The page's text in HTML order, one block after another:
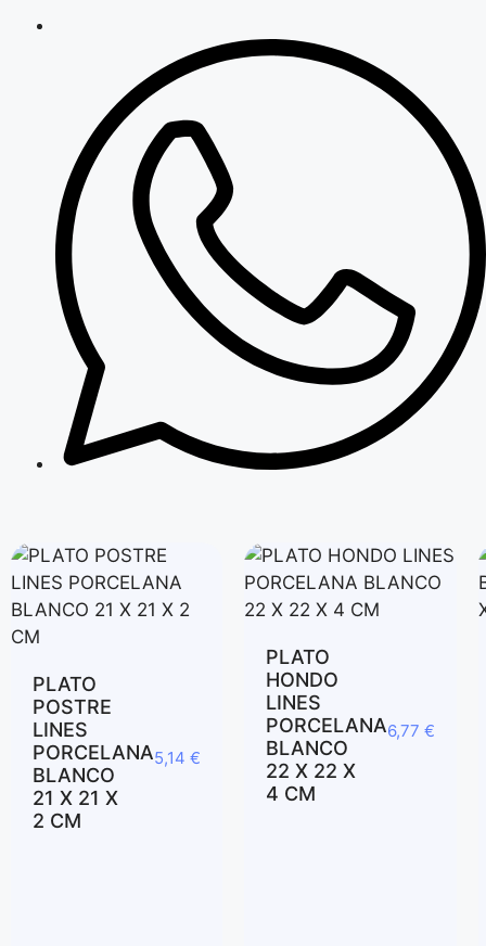
PLATO
POSTRE
LINES
PORCELANA
BLANCO
21 X 21 X
2 CM
5,14 €
PLATO
HONDO
LINES
PORCELANA
BLANCO
22 X 22 X
4 CM
6,77 €